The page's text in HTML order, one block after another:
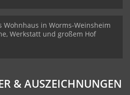
Wohnhaus in Worms-Weinsheim
Werkstatt und großem Hof
& AUSZEICHNUNGEN